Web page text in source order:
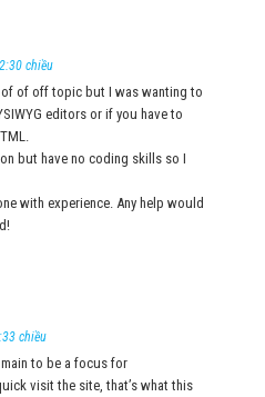
chiều
of off topic but I was wanting to
editors or if you have to
but have no coding skills so I
with experience. Any help would
chiều
to be a focus for
visit the site, that’s what this